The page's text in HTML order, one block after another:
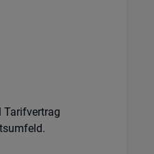
Tarifvertrag